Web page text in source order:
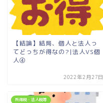
【結論】結局、個人と法人っ
てどっちが得なの?|法人VS個
人④
2022年2月27日
所得税・法人税等